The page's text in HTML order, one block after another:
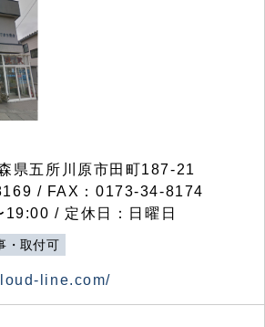
五所川原市田町187-21
/ FAX：0173-34-8174
/ 定休日：日曜日
・取付可
line.com/